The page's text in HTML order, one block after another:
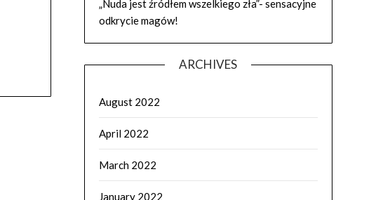
„Nuda jest źródłem wszelkiego zła”- sensacyjne
odkrycie magów!
ARCHIVES
August 2022
April 2022
March 2022
January 2022